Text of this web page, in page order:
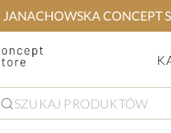
JANACHOWSKA CONCEPT
SZUKAJ PRODUKTÓW